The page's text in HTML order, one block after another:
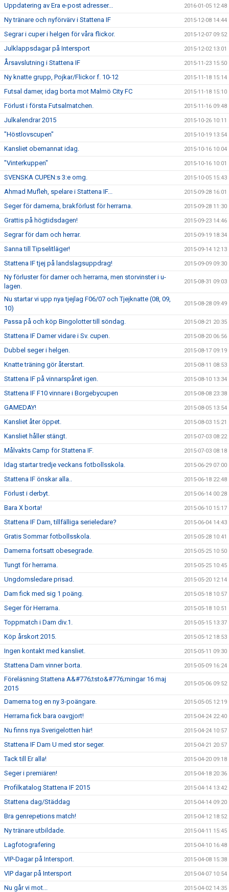
Uppdatering av Era e-post adresser... 2016-01-05 12:48
Ny tränare och nyförvärv i Stattena IF 2015-12-08 14:44
Segrar i cuper i helgen för våra flickor. 2015-12-07 09:52
Julklappsdagar på Intersport 2015-12-02 13:01
Årsavslutning i Stattena IF 2015-11-23 15:50
Ny knatte grupp, Pojkar/Flickor f. 10-12 2015-11-18 15:14
Futsal damer, idag borta mot Malmö City FC 2015-11-18 15:10
Förlust i första Futsalmatchen. 2015-11-16 09:48
Julkalendrar 2015 2015-10-26 10:11
"Höstlovscupen" 2015-10-19 13:54
Kansliet obemannat idag. 2015-10-16 10:04
"Vinterkuppen" 2015-10-16 10:01
SVENSKA CUPEN:s 3:e omg. 2015-10-05 15:43
Ahmad Mufleh, spelare i Stattena IF... 2015-09-28 16:01
Seger för damerna, brakförlust för herrarna. 2015-09-28 11:30
Grattis på högtidsdagen! 2015-09-23 14:46
Segrar för dam och herrar. 2015-09-19 18:34
Sanna till Tipselitläger! 2015-09-14 12:13
Stattena IF tjej på landslagsuppdrag! 2015-09-09 09:30
Ny förluster för damer och herrarna, men storvinster i u-
lagen.
2015-08-31 09:03
Nu startar vi upp nya tjejlag F06/07 och Tjejknatte (08, 09,
10)
2015-08-28 09:49
Passa på och köp Bingolotter till söndag. 2015-08-21 20:35
Stattena IF Damer vidare i Sv. cupen. 2015-08-20 06:56
Dubbel seger i helgen. 2015-08-17 09:19
Knatte träning gör återstart. 2015-08-11 08:53
Stattena IF på vinnarspåret igen. 2015-08-10 13:34
Stattena IF F10 vinnare i Borgebycupen 2015-08-08 23:38
GAMEDAY! 2015-08-05 13:54
Kansliet åter öppet. 2015-08-03 15:21
Kansliet håller stängt. 2015-07-03 08:22
Målvakts Camp för Stattena IF. 2015-07-03 08:18
Idag startar tredje veckans fotbollsskola. 2015-06-29 07:00
Stattena IF önskar alla.. 2015-06-18 22:48
Förlust i derbyt. 2015-06-14 00:28
Bara X borta! 2015-06-10 15:17
Stattena IF Dam, tillfälliga serieledare? 2015-06-04 14:43
Gratis Sommar fotbollsskola. 2015-05-28 10:41
Damerna fortsatt obesegrade. 2015-05-25 10:50
Tungt för herrarna. 2015-05-25 10:45
Ungdomsledare prisad. 2015-05-20 12:14
Dam fick med sig 1 poäng. 2015-05-18 10:57
Seger för Herrarna. 2015-05-18 10:51
Toppmatch i Dam div.1. 2015-05-15 13:37
Köp årskort 2015. 2015-05-12 18:53
Ingen kontakt med kansliet. 2015-05-11 09:30
Stattena Dam vinner borta. 2015-05-09 16:24
Föreläsning Stattena A&#776;tsto&#776;rningar 16 maj
2015
2015-05-06 09:52
Damerna tog en ny 3-poängare. 2015-05-05 12:19
Herrarna fick bara oavgjort! 2015-04-24 22:40
Nu finns nya Sverigelotten här! 2015-04-24 10:57
Stattena IF Dam U med stor seger. 2015-04-21 20:57
Tack till Er alla! 2015-04-20 09:18
Seger i premiären! 2015-04-18 20:36
Profilkatalog Stattena IF 2015 2015-04-14 13:42
Stattena dag/Städdag 2015-04-14 09:20
Bra genrepetions match! 2015-04-12 18:52
Ny tränare utbildade. 2015-04-11 15:45
Lagfotografering 2015-04-10 16:48
VIP-Dagar på Intersport. 2015-04-08 15:38
VIP dagar på Intersport 2015-04-07 10:54
Nu går vi mot... 2015-04-02 14:35